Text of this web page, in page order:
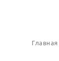
Главная